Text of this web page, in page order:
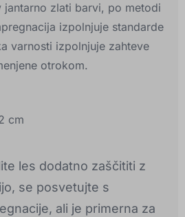
jantarno zlati barvi, po metodi
izpolnjuje standarde
varnosti izpolnjuje zahteve
otrokom.
cm
les dodatno zaščititi z
se posvetujte s
ali je primerna za